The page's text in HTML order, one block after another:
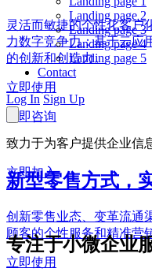
灵活而敏捷的个性化客户
力数字竞争力；基于云应
的创新和创造力。
立即使用
立即咨询
新型零售方式，
创新零售业态、变革流通
顾客的个性服务和精准营
立即使用
Landing page 2
Landing page 3
Landing page 4
Landing page 5
Contact
Log In Sign Up
致力于为客户提供企业信
立即加入
专注于小微企业